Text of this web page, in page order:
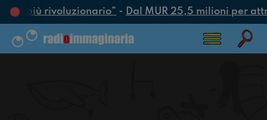
più rivoluzionario”- Dal MUR 25,5 milioni per